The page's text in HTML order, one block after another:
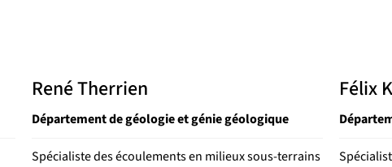
René Therrien
Département de géologie et génie géologique
Spécialiste des écoulements en milieux sous-terrains
Félix